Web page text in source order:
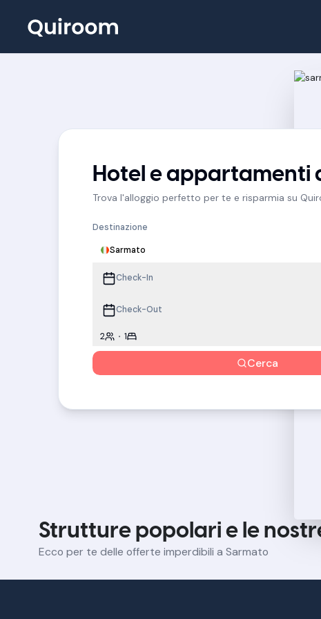
Hotel e appartamenti
Trova l'alloggio perfetto per te e risparmia su
Destinazione
Sarmato
2 1
Cerca
Strutture popolari e le
Ecco per te delle offerte imperdibili a Sarmato